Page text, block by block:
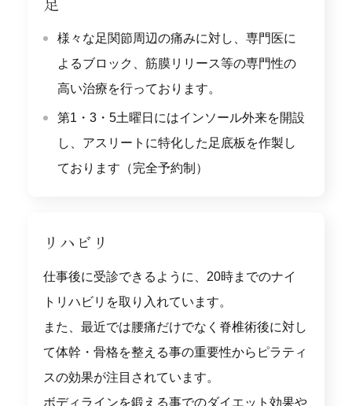
様々な足関節周辺の痛みに対し、専門医に
よるブロック、筋膜リリース等の専門性の
高い治療を行っております。
第1・3・5土曜日にはインソール外来を開設
し、アスリートに特化した足底板を作製し
ております（完全予約制）
リハビリ
仕事後に受診できるように、20時までのナイ
トリハビリを取り入れています。
また、最近では腰痛だけでなく脊椎術後に対し
て体幹・骨格を整える事の重要性からピラティ
スの効果が注目されています。
ボディラインを鍛える事でのダイエット効果や